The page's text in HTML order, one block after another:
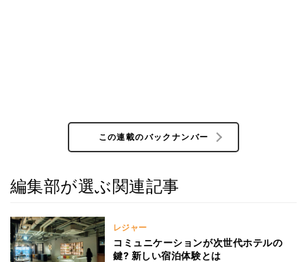
この連載のバックナンバー
編集部が選ぶ関連記事
レジャー
コミュニケーションが次世代ホテルの
鍵? 新しい宿泊体験とは